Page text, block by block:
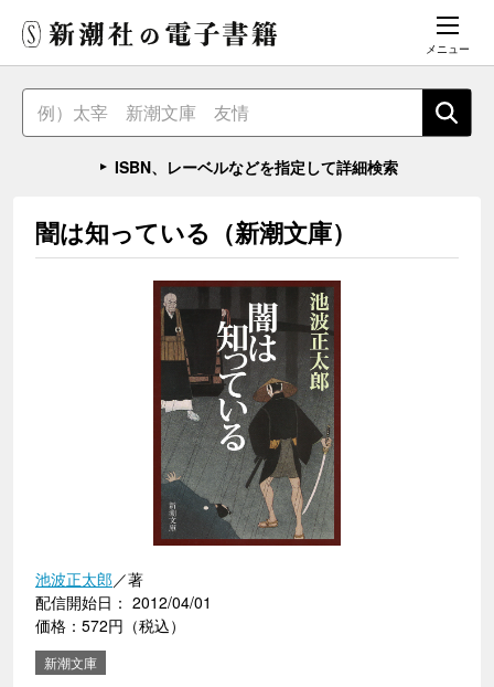
メニュー
ISBN、レーベルなどを指定して詳細検索
闇は知っている（新潮文庫）
池波正太郎／著
配信開始日： 2012/04/01
価格：572円（税込）
新潮文庫